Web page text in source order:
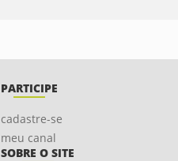
PARTICIPE
cadastre-se
meu canal
SOBRE O SITE